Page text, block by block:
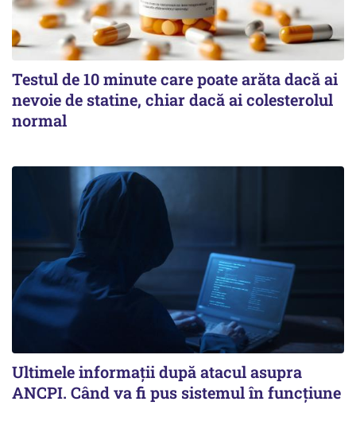
Testul de 10 minute care poate arăta dacă ai
nevoie de statine, chiar dacă ai colesterolul
normal
Ultimele informații după atacul asupra
ANCPI. Când va fi pus sistemul în funcțiune